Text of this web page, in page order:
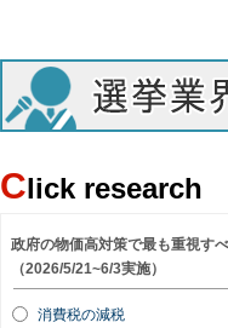
Click research